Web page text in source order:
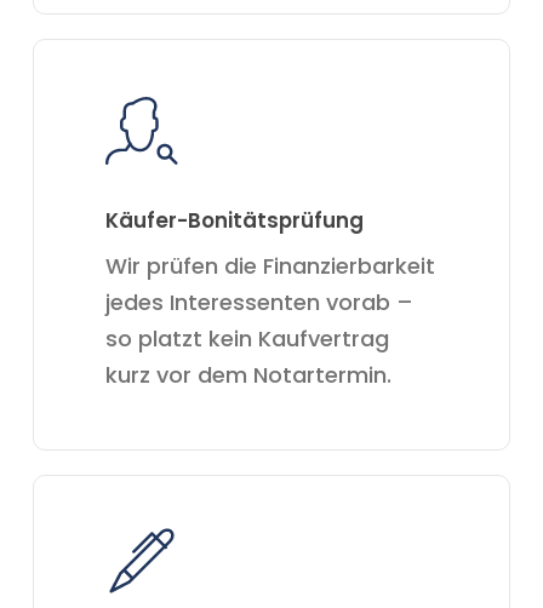
Käufer-Bonitätsprüfung
Wir prüfen die Finanzierbarkeit
jedes Interessenten vorab –
so platzt kein Kaufvertrag
kurz vor dem Notartermin.